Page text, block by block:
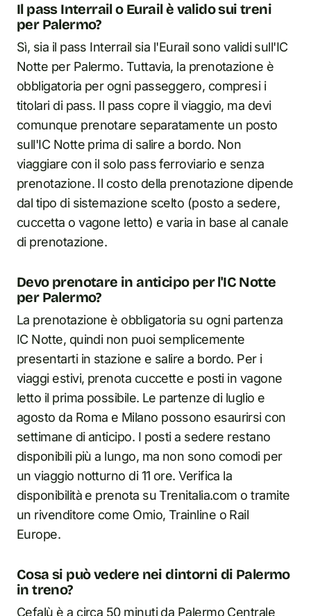
Il pass Interrail o Eurail è valido sui treni
per Palermo?
Sì, sia il pass Interrail sia l'Eurail sono validi sull'IC
Notte per Palermo. Tuttavia, la prenotazione è
obbligatoria per ogni passeggero, compresi i
titolari di pass. Il pass copre il viaggio, ma devi
comunque prenotare separatamente un posto
sull'IC Notte prima di salire a bordo. Non
viaggiare con il solo pass ferroviario e senza
prenotazione. Il costo della prenotazione dipende
dal tipo di sistemazione scelto (posto a sedere,
cuccetta o vagone letto) e varia in base al canale
di prenotazione.
Devo prenotare in anticipo per l'IC Notte
per Palermo?
La prenotazione è obbligatoria su ogni partenza
IC Notte, quindi non puoi semplicemente
presentarti in stazione e salire a bordo. Per i
viaggi estivi, prenota cuccette e posti in vagone
letto il prima possibile. Le partenze di luglio e
agosto da Roma e Milano possono esaurirsi con
settimane di anticipo. I posti a sedere restano
disponibili più a lungo, ma non sono comodi per
un viaggio notturno di 11 ore. Verifica la
disponibilità e prenota su Trenitalia.com o tramite
un rivenditore come Omio, Trainline o Rail
Europe.
Cosa si può vedere nei dintorni di Palermo
in treno?
Cefalù è a circa 50 minuti da Palermo Centrale